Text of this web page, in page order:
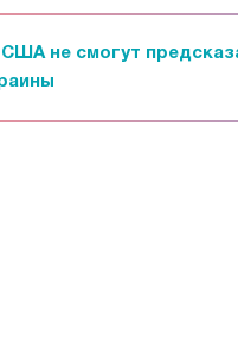
США не смогут